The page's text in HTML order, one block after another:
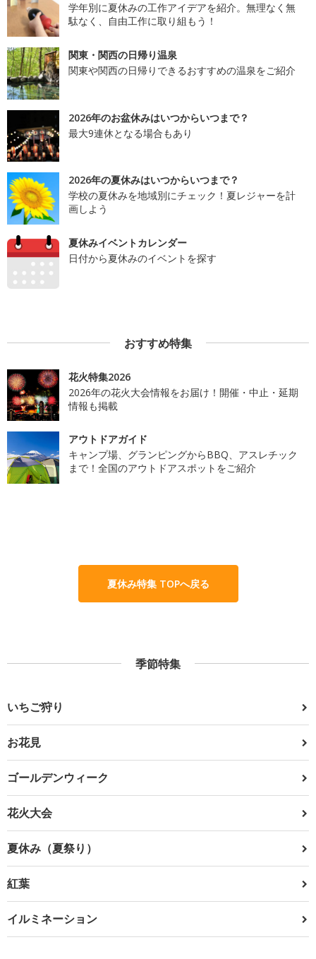
学年別に夏休みの工作アイデアを紹介。無理なく無
駄なく、自由工作に取り組もう！
関東・関西の日帰り温泉
関東や関西の日帰りできるおすすめの温泉をご紹介
2026年のお盆休みはいつからいつまで？
最大9連休となる場合もあり
2026年の夏休みはいつからいつまで？
学校の夏休みを地域別にチェック！夏レジャーを計
画しよう
夏休みイベントカレンダー
日付から夏休みのイベントを探す
おすすめ特集
花火特集2026
2026年の花火大会情報をお届け！開催・中止・延期
情報も掲載
アウトドアガイド
キャンプ場、グランピングからBBQ、アスレチック
まで！全国のアウトドアスポットをご紹介
夏休み特集 TOPへ戻る
季節特集
いちご狩り
お花見
ゴールデンウィーク
花火大会
夏休み（夏祭り）
紅葉
イルミネーション